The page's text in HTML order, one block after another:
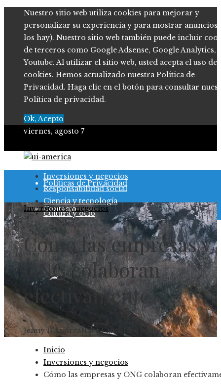
Nuestro sitio web utiliza cookies para mejorar y
personalizar su experiencia y para mostrar anuncios
los hay). Nuestro sitio web también puede incluir
de terceros como Google Adsense, Google Analytics,
Youtube. Al utilizar el sitio web, usted acepta el uso de
cookies. Hemos actualizado nuestra Política de
Privacidad. Haga clic en el botón para consultar
Política de privacidad.
Ok, Acepto
viernes, agosto 7
Quiénes somos
Políticas de Privacidad
Contacto
Inversiones y negocios
Responsabilidad social
Ciencia y tecnología
Cultura y ocio
Inversiones y negocios
Cómo las empresas y
ONG colaboran
efectivamente
Jenny D'AndreaHace 1 año Hace 1 año
Inicio
Inversiones y negocios
Cómo las empresas y ONG colaboran